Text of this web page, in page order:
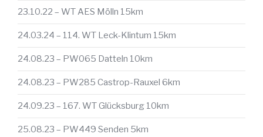
23.10.22 – WT AES Mölln 15km
24.03.24 – 114. WT Leck-Klintum 15km
24.08.23 – PW065 Datteln 10km
24.08.23 – PW285 Castrop-Rauxel 6km
24.09.23 – 167. WT Glücksburg 10km
25.08.23 – PW449 Senden 5km